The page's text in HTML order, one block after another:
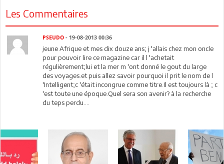
Les Commentaires
PSEUDO - 19-08-2013 00:36
jeune Afrique et mes dix douze ans; j 'allais chez mon oncle
pour pouvoir lire ce magazine car il l 'achetait
régulièrement;lui et la mer m 'ont donné le gout du large
des voyages.et puis allez savoir pourquoi il prit le nom de l
'Intelligent;c 'était incongrue comme titre.Il est toujours là ; c
'est toute une époque.Quel sera son avenir? à la recherche
du teps perdu....